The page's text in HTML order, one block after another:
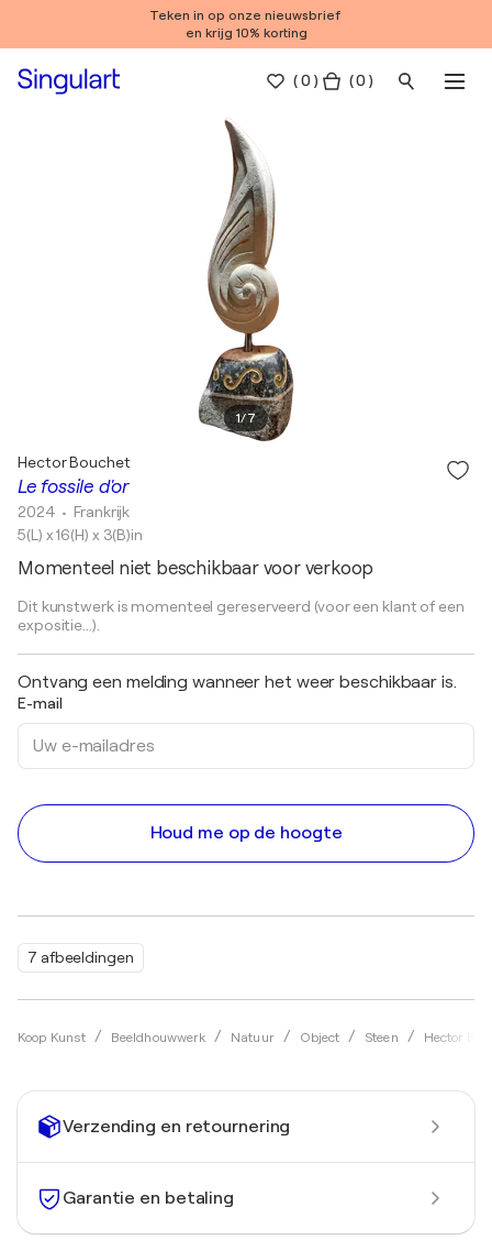
Teken in op onze nieuwsbrief
en krijg 10% korting
(0 ) ( 0 )
1/7
7 afbeeldingen
Koop Kunst Beeldhouwwerk Natuur Object Steen Hector
Le fossile d'or
Hector Bouchet
2024 • Frankrijk
5(L) x 16(H) x 3(B)in
Momenteel niet beschikbaar voor verkoop
Dit kunstwerk is momenteel gereserveerd (voor een klant of een
expositie...).
Ontvang een melding wanneer het weer beschikbaar is.
E-mail
Houd me op de hoogte
Verzending en retournering
Garantie en betaling